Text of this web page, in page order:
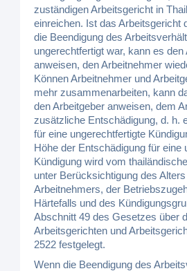
zuständigen Arbeitsgericht in
einreichen. Ist das Arbeitsgericht
die Beendigung des
ungerechtfertigt war, kann es den
anweisen, den Arbeitnehmer
Können Arbeitnehmer und
mehr zusammenarbeiten, kann
den Arbeitgeber anweisen, dem
zusätzliche Entschädigung, d. h.
für eine ungerechtfertigte
Höhe der Entschädigung für eine
Kündigung wird vom
unter Berücksichtigung des
Arbeitnehmers, der
Härtefalls und des
Abschnitt 49 des Gesetzes über
Arbeitsgerichten und
2522 festgelegt.
Wenn die Beendigung des